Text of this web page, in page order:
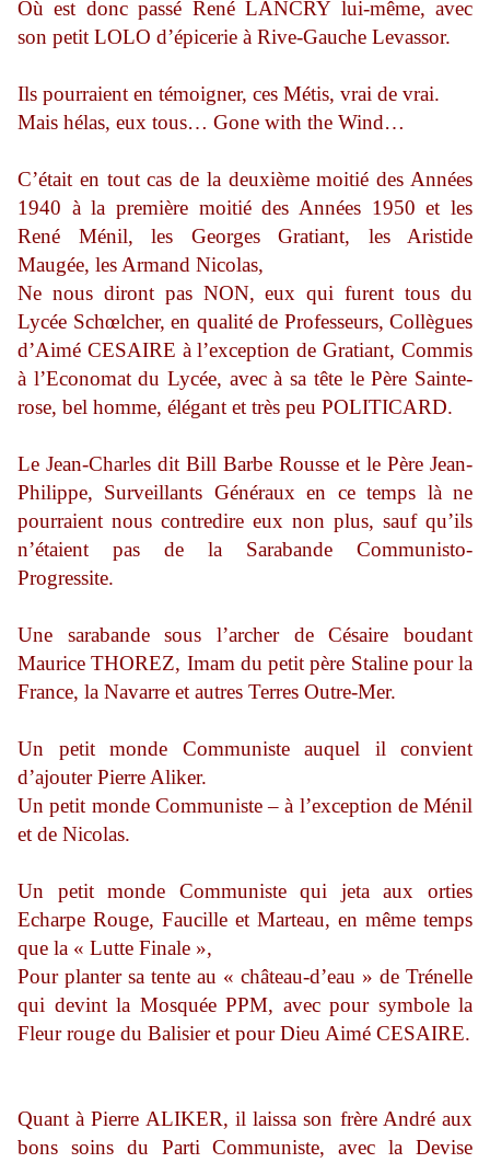
Où est donc passé René LANCRY lui-même, avec
son petit LOLO d’épicerie à Rive-Gauche Levassor.
Ils pourraient en témoigner, ces Métis, vrai de vrai.
Mais hélas, eux tous… Gone with the Wind…
C’était en tout cas de la deuxième moitié des Années
1940 à la première moitié des Années 1950 et les
René Ménil, les Georges Gratiant, les Aristide
Maugée, les Armand Nicolas,
Ne nous diront pas NON, eux qui furent tous du
Lycée Schœlcher, en qualité de Professeurs, Collègues
d’Aimé CESAIRE à l’exception de Gratiant, Commis
à l’Economat du Lycée, avec à sa tête le Père Sainte-
rose, bel homme, élégant et très peu POLITICARD.
Le Jean-Charles dit Bill Barbe Rousse et le Père Jean-
Philippe, Surveillants Généraux en ce temps là ne
pourraient nous contredire eux non plus, sauf qu’ils
n’étaient pas de la Sarabande Communisto-
Progressite.
Une sarabande sous l’archer de Césaire boudant
Maurice THOREZ, Imam du petit père Staline pour la
France, la Navarre et autres Terres Outre-Mer.
Un petit monde Communiste auquel il convient
d’ajouter Pierre Aliker.
Un petit monde Communiste – à l’exception de Ménil
et de Nicolas.
Un petit monde Communiste qui jeta aux orties
Echarpe Rouge, Faucille et Marteau, en même temps
que la « Lutte Finale »,
Pour planter sa tente au « château-d’eau » de Trénelle
qui devint la Mosquée PPM, avec pour symbole la
Fleur rouge du Balisier et pour Dieu Aimé CESAIRE.
Quant à Pierre ALIKER, il laissa son frère André aux
bons soins du Parti Communiste, avec la Devise